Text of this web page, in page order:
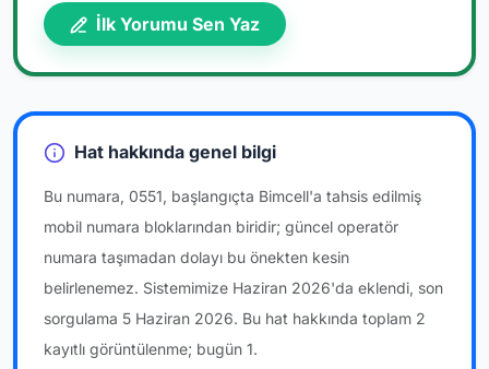
İlk Yorumu Sen Yaz
Hat hakkında genel bilgi
Bu numara, 0551, başlangıçta Bimcell'a tahsis edilmiş
mobil numara bloklarından biridir; güncel operatör
numara taşımadan dolayı bu önekten kesin
belirlenemez. Sistemimize Haziran 2026'da eklendi, son
sorgulama 5 Haziran 2026. Bu hat hakkında toplam 2
kayıtlı görüntülenme; bugün 1.